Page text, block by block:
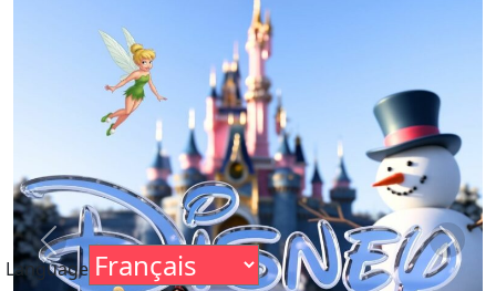
Previous Next
Language